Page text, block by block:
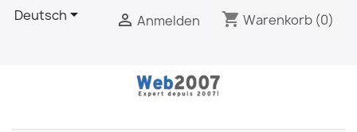
Deutsch  Anmelden shopping_cart Warenkorb (0)